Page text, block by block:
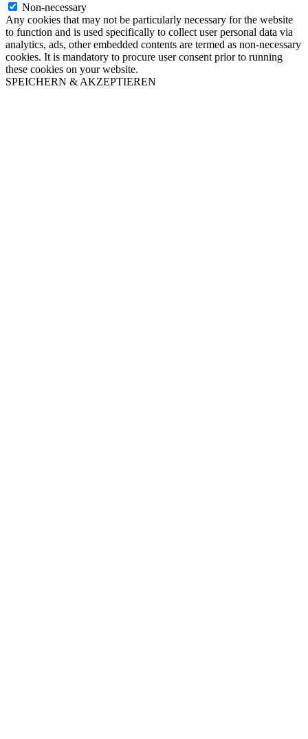
Non-necessary
Any cookies that may not be particularly necessary for the website
to function and is used specifically to collect user personal data via
analytics, ads, other embedded contents are termed as non-necessary
cookies. It is mandatory to procure user consent prior to running
these cookies on your website.
SPEICHERN & AKZEPTIEREN